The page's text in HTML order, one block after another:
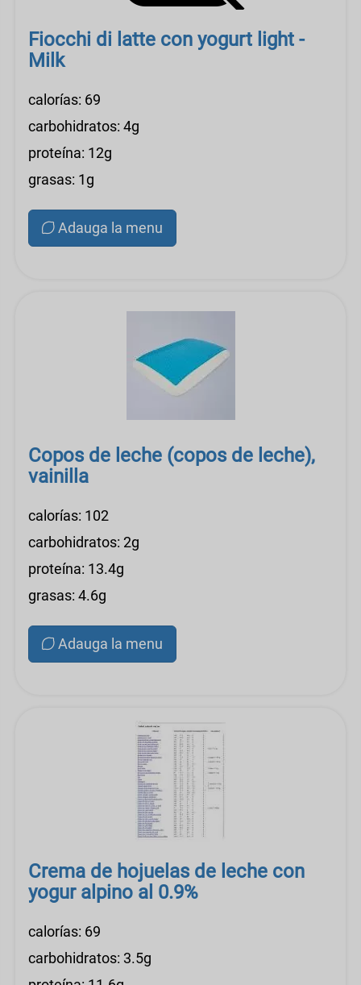
Fiocchi di latte con yogurt light -
Milk
calorías: 69
carbohidratos: 4g
proteína: 12g
grasas: 1g
Adauga la menu
Copos de leche (copos de leche),
vainilla
calorías: 102
carbohidratos: 2g
proteína: 13.4g
grasas: 4.6g
Adauga la menu
Crema de hojuelas de leche con
yogur alpino al 0.9%
calorías: 69
carbohidratos: 3.5g